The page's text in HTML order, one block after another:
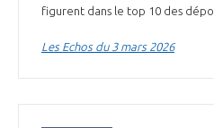
figurent dans le top 10 des
Les Echos du 3 mars 2026